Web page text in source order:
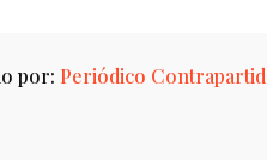
por: Periódico